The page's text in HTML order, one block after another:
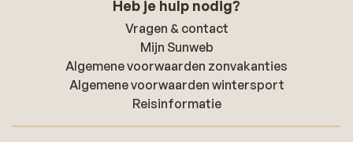
Heb je hulp nodig?
Vragen & contact
Mijn Sunweb
Algemene voorwaarden zonvakanties
Algemene voorwaarden wintersport
Reisinformatie